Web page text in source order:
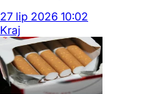
27 lip 2026 10:02
Kraj